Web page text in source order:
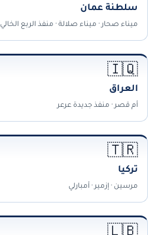
سلطنة عمان
ميناء صحار · ميناء صلالة · منفذ الربع الخالي
🇮🇶
العراق
أم قصر · منفذ جديدة عرعر
🇹🇷
تركيا
مرسين · إزمير · أمبارلي